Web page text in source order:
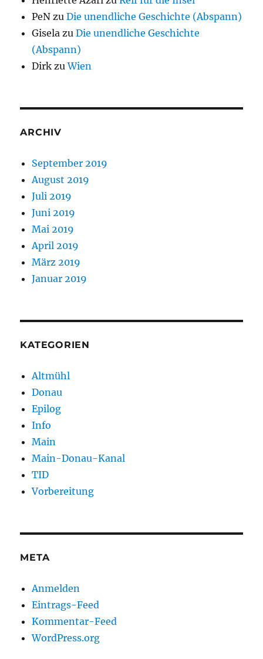
PeN zuDie unendliche Geschichte (Abspann)
Gisela zuDie unendliche Geschichte
(Abspann)
Dirk zuWien
ARCHIV
September 2019
August 2019
Juli 2019
Juni 2019
Mai 2019
April 2019
März 2019
Januar 2019
KATEGORIEN
Altmühl
Donau
Epilog
Info
Main
Main-Donau-Kanal
TID
Vorbereitung
META
Anmelden
Eintrags-Feed
Kommentar-Feed
WordPress.org